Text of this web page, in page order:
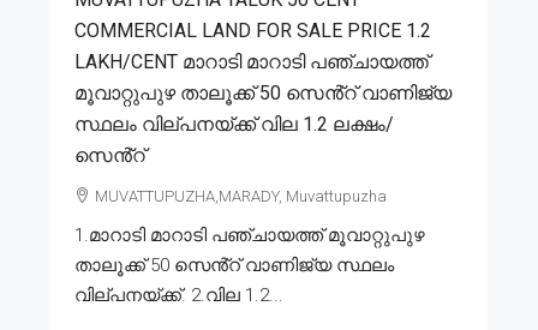
COMMERCIAL LAND FOR SALE PRICE 1.2
LAKH/CENT മാറാടി മാറാടി പഞ്ചായത്ത്
മൂവാറ്റുപുഴ താലൂക്ക് 50 സെൻ്റ് വാണിജ്യ
സ്ഥലം വില്പനയ്ക്ക് വില 1.2 ലക്ഷം/
സെൻ്റ്
MUVATTUPUZHA,MARADY, Muvattupuzha
1.മാറാടി മാറാടി പഞ്ചായത്ത് മൂവാറ്റുപുഴ
താലൂക്ക് 50 സെൻ്റ് വാണിജ്യ സ്ഥലം
വില്പനയ്ക്ക്. 2.വില 1.2...